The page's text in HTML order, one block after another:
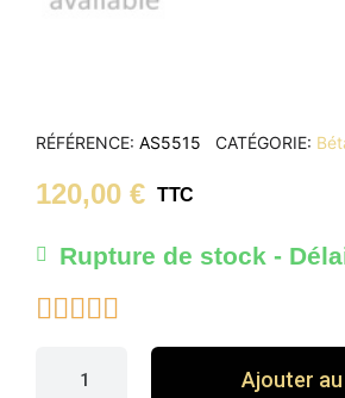
RÉFÉRENCE AS5515 CATÉGORIE
120,00 € TTC
Rupture de stock -

Ajouter